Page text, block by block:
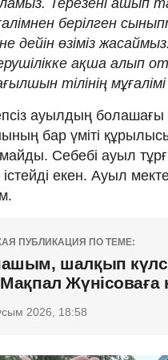
берілген
дейін өзіміз
ақша алып
тілінің
ауылдың
бар үміті
Себебі ауыл
екен. Ауыл
ПУБЛИКАЦИЯ ПО ТЕМЕ:
шалқып
Мақпал
2026, 18:58